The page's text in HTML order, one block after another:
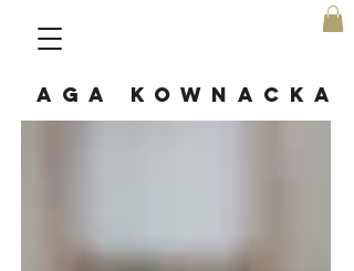
AGA KOWNACKA